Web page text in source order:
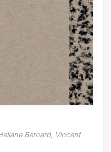
Bernard, Vincent